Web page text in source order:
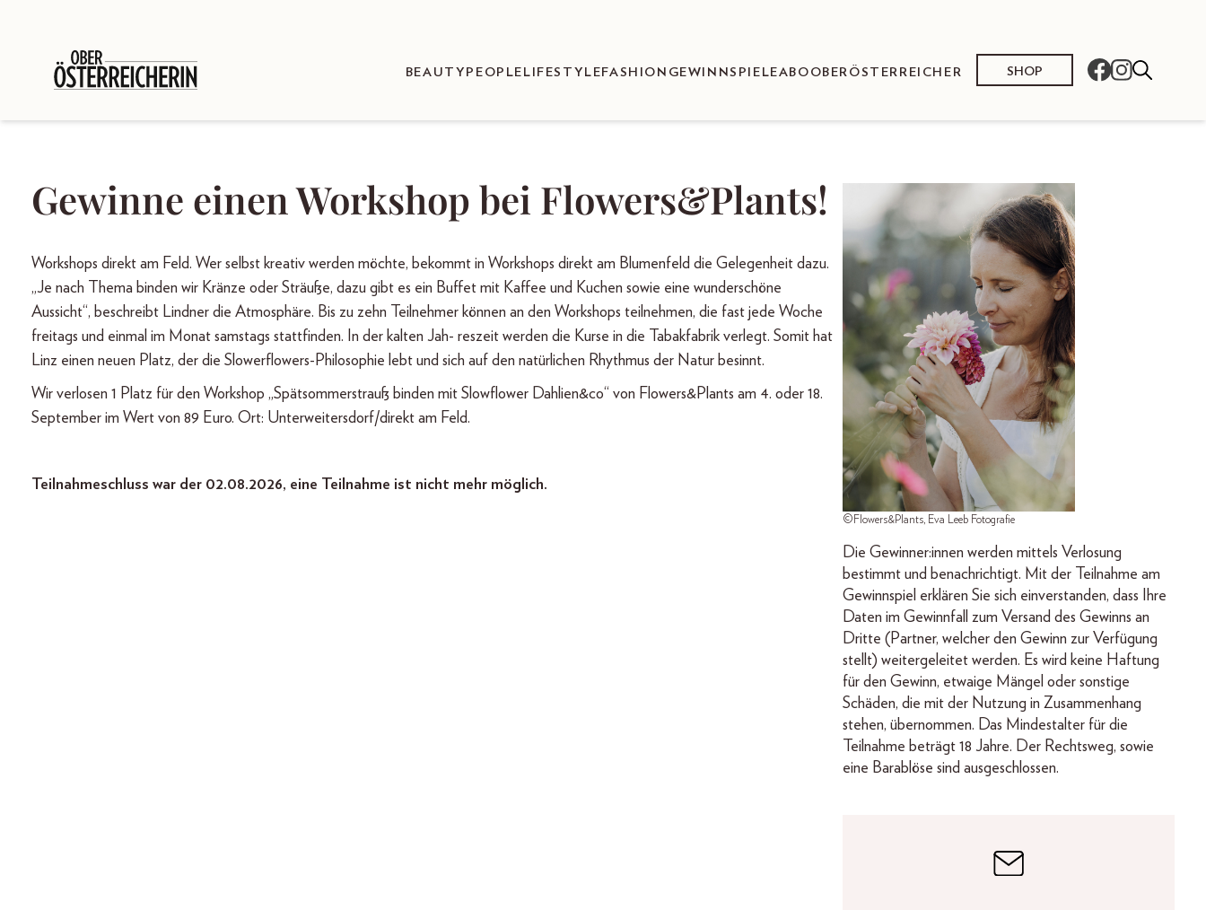
BEAUTY PEOPLE LIFESTYLEFASHION GEWINNSPIELEABO OBERÖSTERREICHER SHOP
Gewinne einen Workshop bei Flowers&Plants!
Workshops direkt am Feld. Wer selbst kreativ werden möchte, bekommt in Workshops direkt am Blumenfeld die Gelegenheit dazu.
„Je nach Thema binden wir Kränze oder Sträuße, dazu gibt es ein Buffet mit Kaffee und Kuchen sowie eine wunderschöne
Aussicht“, beschreibt Lindner die Atmosphäre. Bis zu zehn Teilnehmer können an den Workshops teilnehmen, die fast jede Woche
freitags und einmal im Monat samstags stattfinden. In der kalten Jah- reszeit werden die Kurse in die Tabakfabrik verlegt. Somit hat
Linz einen neuen Platz, der die Slowerflowers-Philosophie lebt und sich auf den natürlichen Rhythmus der Natur besinnt.
Wir verlosen 1 Platz für den Workshop „Spätsommerstrauß binden mit Slowflower Dahlien&co“ von Flowers&Plants am 4. oder 18.
September im Wert von 89 Euro. Ort: Unterweitersdorf/direkt am Feld.
Teilnahmeschluss war der 02.08.2026, eine Teilnahme ist nicht mehr möglich.
©Flowers&Plants, Eva Leeb Fotografie
Die Gewinner:innen werden mittels Verlosung
bestimmt und benachrichtigt. Mit der Teilnahme am
Gewinnspiel erklären Sie sich einverstanden, dass Ihre
Daten im Gewinnfall zum Versand des Gewinns an
Dritte (Partner, welcher den Gewinn zur Verfügung
stellt) weitergeleitet werden. Es wird keine Haftung
für den Gewinn, etwaige Mängel oder sonstige
Schäden, die mit der Nutzung in Zusammenhang
stehen, übernommen. Das Mindestalter für die
Teilnahme beträgt 18 Jahre. Der Rechtsweg, sowie
eine Barablöse sind ausgeschlossen.